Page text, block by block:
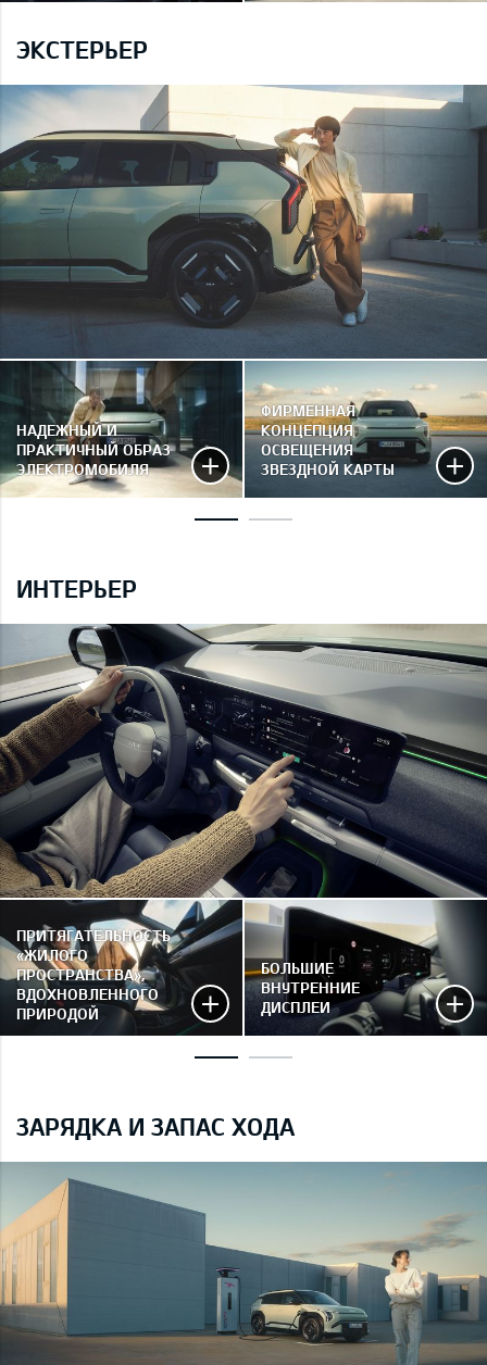
ЭКСТЕРЬЕР
НАДЕЖНЫЙ И
ПРАКТИЧНЫЙ ОБРАЗ
ЭЛЕКТРОМОБИЛЯ
ФИРМЕННАЯ
КОНЦЕПЦИЯ
ОСВЕЩЕНИЯ
ЗВЕЗДНОЙ КАРТЫ
ИНТЕРЬЕР
ПРИТЯГАТЕЛЬНОСТЬ
«ЖИЛОГО
ПРОСТРАНСТВА»,
ВДОХНОВЛЕННОГО
ПРИРОДОЙ
БОЛЬШИЕ
ВНУТРЕННИЕ
ДИСПЛЕИ
ЗАРЯДКА И ЗАПАС ХОДА